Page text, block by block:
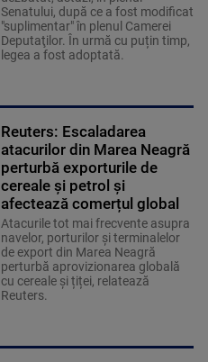
Senatului, după ce a fost modificat
"suplimentar" în plenul Camerei
Deputaţilor. În urmă cu puțin timp,
legea a fost adoptată.
Reuters: Escaladarea
atacurilor din Marea Neagră
perturbă exporturile de
cereale și petrol și
afectează comerțul global
Atacurile tot mai frecvente asupra
navelor, porturilor și terminalelor
de export din Marea Neagră
perturbă aprovizionarea globală
cu cereale și țiței, relatează
Reuters.